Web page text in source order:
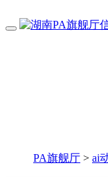
PA旗舰厅 > ai